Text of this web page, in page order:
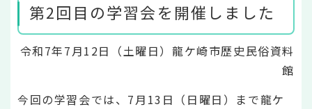
第2回目の学習会を開催しました
令和7年7月12日（土曜日）龍ケ崎市歴史民俗資料
館
今回の学習会では、7月13日（日曜日）まで龍ケ